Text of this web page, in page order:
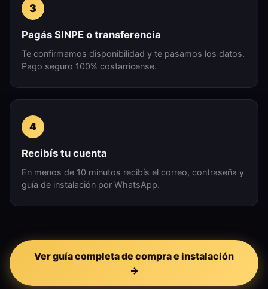
3
Pagás SINPE o transferencia
Te confirmamos disponibilidad y te pasamos los datos.
Pago seguro 100% costarricense.
4
Recibís tu cuenta
En menos de 10 minutos recibís el correo, contraseña y
guía de instalación por WhatsApp.
Ver guía completa de compra e instalación
→